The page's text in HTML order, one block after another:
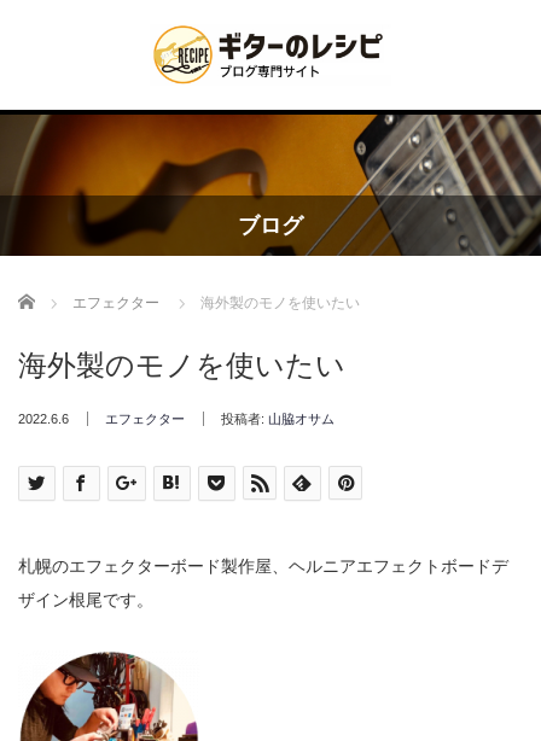
ブログ
Home エフェクター 海外製のモノを使いたい
海外製のモノを使いたい
2022.6.6 エフェクター 投稿者: 山脇オサム
札幌のエフェクターボード製作屋、ヘルニアエフェクトボードデ
ザイン根尾です。